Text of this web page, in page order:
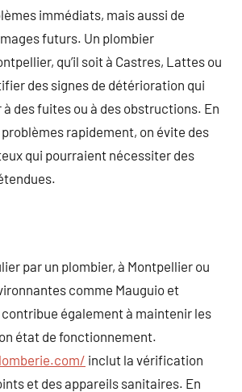
immédiats, mais aussi de
futurs. Un plombier
qu’il soit à Castres, Lattes ou
des signes de détérioration qui
des fuites ou à des obstructions. En
problèmes rapidement, on évite des
qui pourraient nécessiter des
par un plombier, à Montpellier ou
comme Mauguio et
contribue également à maintenir les
état de fonctionnement.
inclut la vérification
et des appareils sanitaires. En